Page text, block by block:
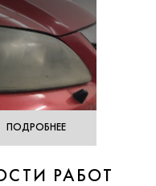
ПОДРОБНЕЕ
РАБОТ